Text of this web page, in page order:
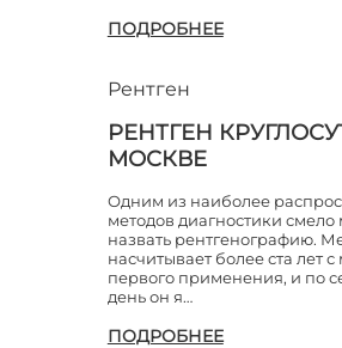
ПОДРОБНЕЕ
Рентген
РЕНТГЕН
МОСКВЕ
Одним из наиболее
методов диагностики
назвать рентгенографию.
насчитывает более ста лет
первого применения, и по
день он я…
ПОДРОБНЕЕ